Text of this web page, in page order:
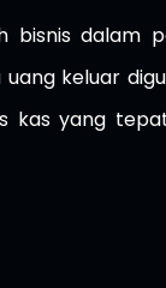
bisnis dalam
keluar
kas yang